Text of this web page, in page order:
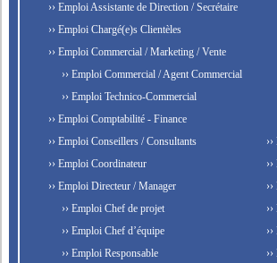
›› Emploi Assistante de Direction / Secrétaire
›› Emploi Chargé(e)s Clientèles
›› Emploi Commercial / Marketing / Vente
›› Emploi Commercial / Agent Commercial
›› Emploi Technico-Commercial
›› Emploi Comptabilité - Finance
›› Emploi Conseillers / Consultants
›› Emploi Coordinateur
›› Emploi Directeur / Manager
›› Emploi Chef de projet
›› Emploi Chef d’équipe
›› Emploi Responsable